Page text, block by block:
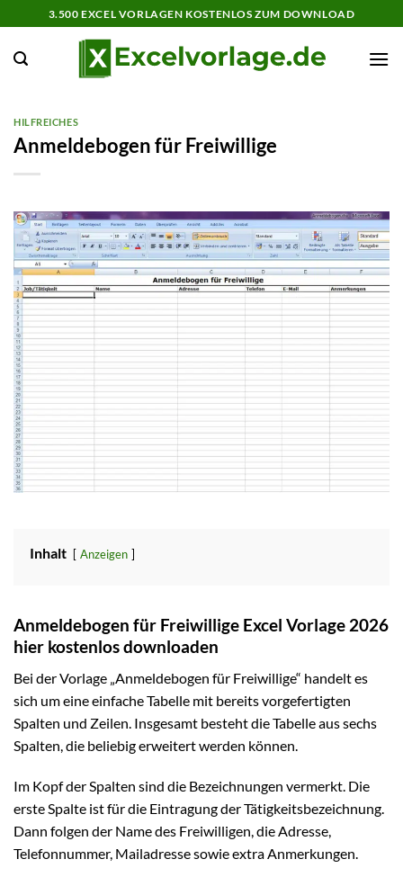
Inhalt
springen
3.500 EXCEL VORLAGEN KOSTENLOS ZUM DOWNLOAD
HILFREICHES
Anmeldebogen für Freiwillige
Inhalt Anzeigen
Anmeldebogen für Freiwillige Excel Vorlage 2026
hier kostenlos downloaden
Bei der Vorlage „Anmeldebogen für Freiwillige“ handelt es
sich um eine einfache Tabelle mit bereits vorgefertigten
Spalten und Zeilen. Insgesamt besteht die Tabelle aus sechs
Spalten, die beliebig erweitert werden können.
Im Kopf der Spalten sind die Bezeichnungen vermerkt. Die
erste Spalte ist für die Eintragung der Tätigkeitsbezeichnung.
Dann folgen der Name des Freiwilligen, die Adresse,
Telefonnummer, Mailadresse sowie extra Anmerkungen.